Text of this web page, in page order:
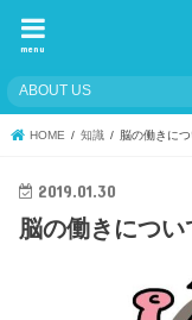
menu
ABOUT US
HOME 知識 脳の働きに
2019.01.30
脳の働きにつ